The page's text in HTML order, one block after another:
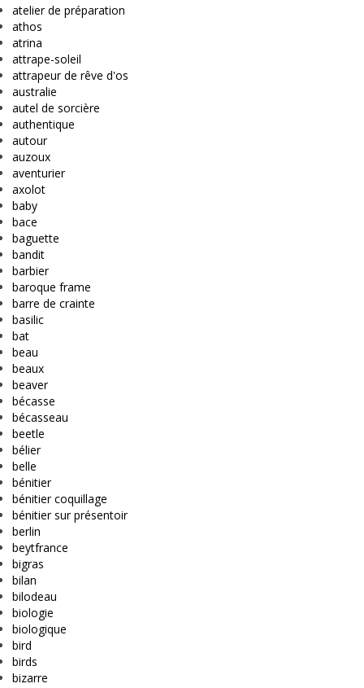
atelier de préparation
athos
atrina
attrape-soleil
attrapeur de rêve d'os
australie
autel de sorcière
authentique
autour
auzoux
aventurier
axolot
baby
bace
baguette
bandit
barbier
baroque frame
barre de crainte
basilic
bat
beau
beaux
beaver
bécasse
bécasseau
beetle
bélier
belle
bénitier
bénitier coquillage
bénitier sur présentoir
berlin
beytfrance
bigras
bilan
bilodeau
biologie
biologique
bird
birds
bizarre